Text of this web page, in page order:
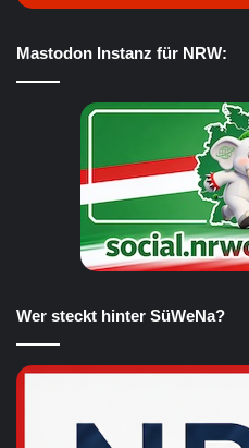
Mastodon Instanz für NRW:
Wer steckt hinter SüWeNa?